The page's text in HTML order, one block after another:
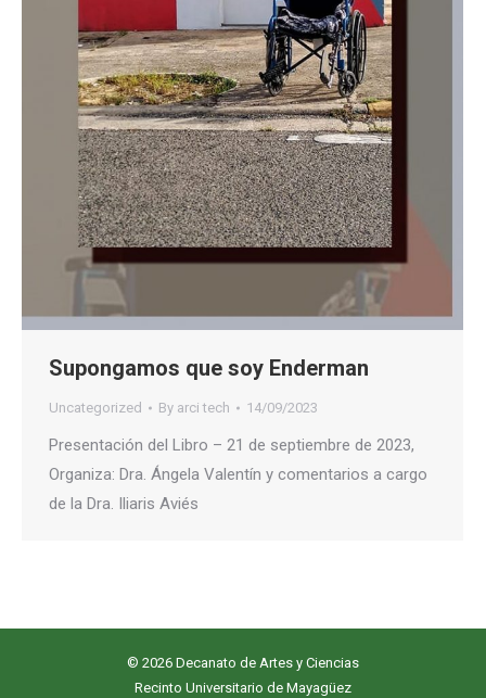
Supongamos que soy Enderman
Uncategorized By arci tech 14/09/2023
Presentación del Libro – 21 de septiembre de 2023,
Organiza: Dra. Ángela Valentín y comentarios a cargo
de la Dra. Iliaris Aviés
© 2026 Decanato de Artes y Ciencias
Recinto Universitario de Mayagüez